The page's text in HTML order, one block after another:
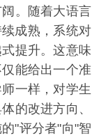
。随着大语言
成熟，系统对
提升。这意味
能给出一个准
一样，对学生
的改进方向、
"评分者"向"智